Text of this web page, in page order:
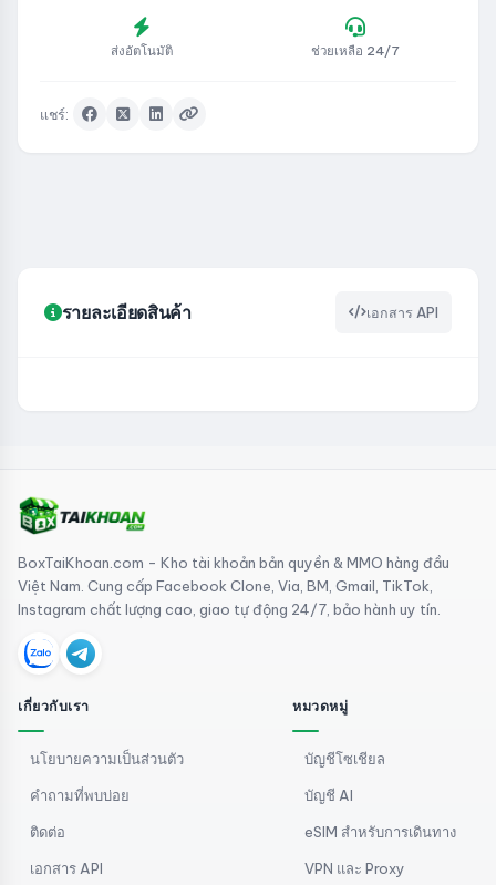
ส่งอัตโนมัติ ช่วยเหลือ 24/7
แชร์:
รายละเอียดสินค้า เอกสาร API
BoxTaiKhoan.com - Kho tài khoản bản quyền & MMO hàng đầu
Việt Nam. Cung cấp Facebook Clone, Via, BM, Gmail, TikTok,
Instagram chất lượng cao, giao tự động 24/7, bảo hành uy tín.
เกี่ยวกับเรา
นโยบายความเป็นส่วนตัว
คำถามที่พบบ่อย
ติดต่อ
เอกสาร API
หมวดหมู่
บัญชีโซเชียล
บัญชี AI
eSIM สำหรับการเดินทาง
VPN และ Proxy